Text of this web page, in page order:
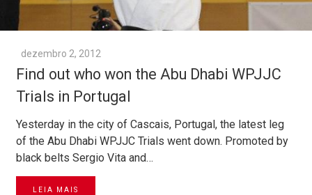
dezembro 2, 2012
Find out who won the Abu Dhabi WPJJC
Trials in Portugal
Yesterday in the city of Cascais, Portugal, the latest leg
of the Abu Dhabi WPJJC Trials went down. Promoted by
black belts Sergio Vita and…
LEIA MAIS